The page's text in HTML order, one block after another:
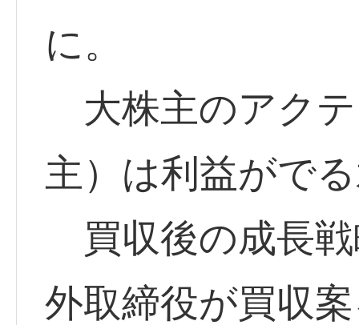
に。
大株主のアク
主）は利益がで
買収後の成長
外取締役が買収